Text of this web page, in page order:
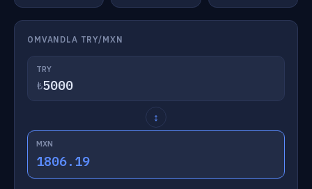
OMVANDLA TRY/MXN
TRY
₺
↕
MXN
1806.19